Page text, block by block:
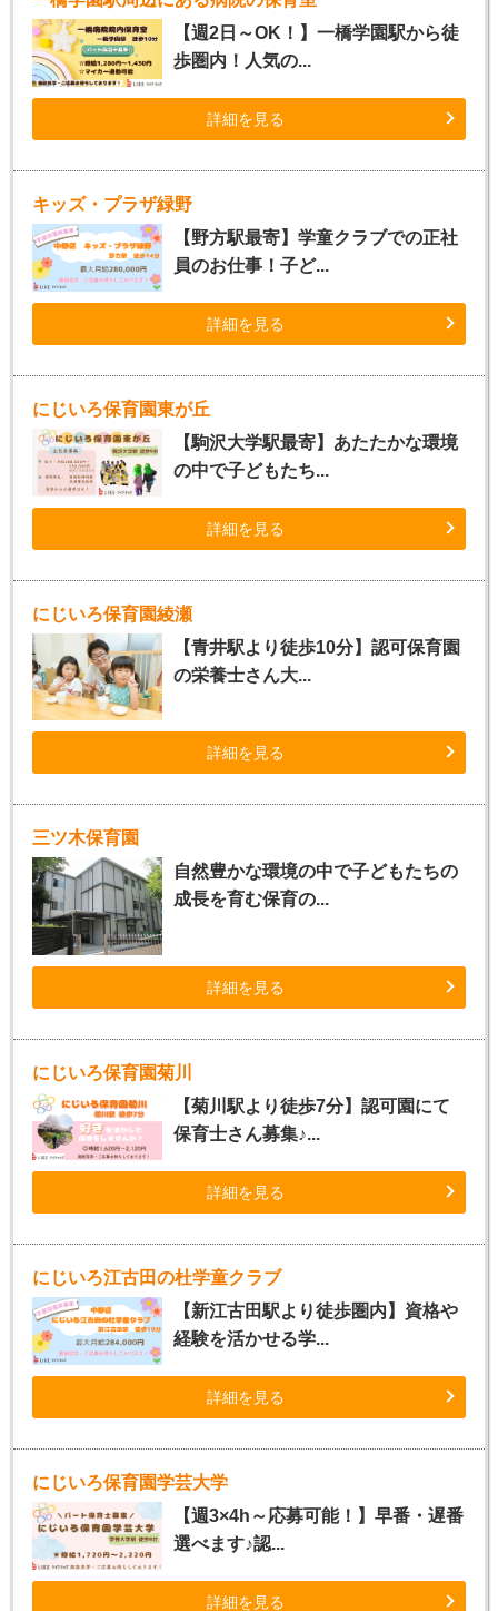
【週2日～OK！】一橋学園駅から徒
歩圏内！人気の...
詳細を見る
キッズ・プラザ緑野
【野方駅最寄】学童クラブでの正社
員のお仕事！子ど...
詳細を見る
にじいろ保育園東が丘
【駒沢大学駅最寄】あたたかな環境
の中で子どもたち...
詳細を見る
にじいろ保育園綾瀬
【青井駅より徒歩10分】認可保育園
の栄養士さん大...
詳細を見る
三ツ木保育園
自然豊かな環境の中で子どもたちの
成長を育む保育の...
詳細を見る
にじいろ保育園菊川
【菊川駅より徒歩7分】認可園にて
保育士さん募集♪...
詳細を見る
にじいろ江古田の杜学童クラブ
【新江古田駅より徒歩圏内】資格や
経験を活かせる学...
詳細を見る
にじいろ保育園学芸大学
【週3×4h～応募可能！】早番・遅番
選べます♪認...
詳細を見る